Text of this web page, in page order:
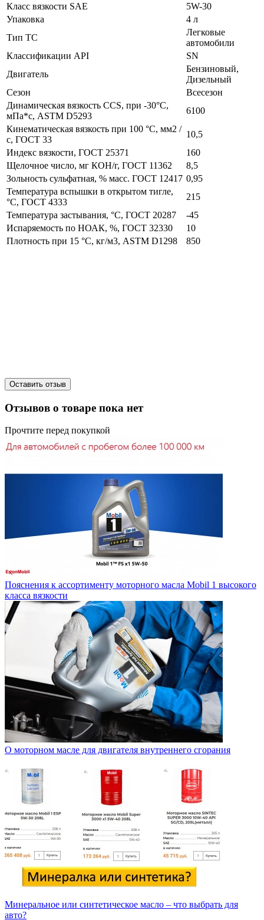
Класс вязкости SAE
5W-30
Упаковка
4 л
Тип ТС
Легковые
автомобили
Классификации API
SN
Двигатель
Бензиновый,
Дизельный
Сезон
Всесезон
Динамическая вязкость ССS, при -30°С,
мПа*с, ASTM D5293
6100
Кинематическая вязкость при 100 °С, мм2 /
с, ГОСТ 33
10,5
Индекс вязкости, ГОСТ 25371
160
Щелочное число, мг КОН/г, ГОСТ 11362
8,5
Зольность сульфатная, % масс. ГОСТ 12417 0,95
Температура вспышки в открытом тигле,
°С, ГОСТ 4333
215
Температура застывания, °С, ГОСТ 20287
-45
Испаряемость по НОАК, %, ГОСТ 32330
10
Плотность при 15 °С, кг/м3, ASTM D1298
850
Оставить отзыв
Отзывов о товаре пока нет
Прочтите перед покупкой
Пояснения к ассортименту моторного масла Mobil 1 высокого
класса вязкости
О моторном масле для двигателя внутреннего сгорания
Минеральное или синтетическое масло – что выбрать для
авто?